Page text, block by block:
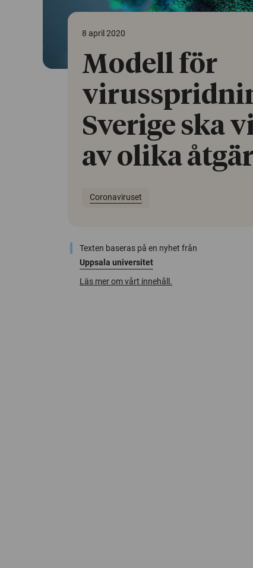
8 april 2020
Modell för
Sverige ska
av olika
Coronaviruset
Texten baseras på en nyhet från
Uppsala universitet
Läs mer om vårt innehåll.